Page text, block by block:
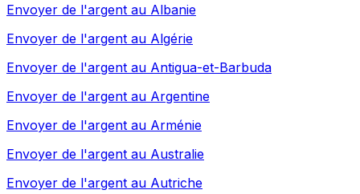
Envoyer de l'argent au Albanie
Envoyer de l'argent au Algérie
Envoyer de l'argent au Antigua-et-Barbuda
Envoyer de l'argent au Argentine
Envoyer de l'argent au Arménie
Envoyer de l'argent au Australie
Envoyer de l'argent au Autriche